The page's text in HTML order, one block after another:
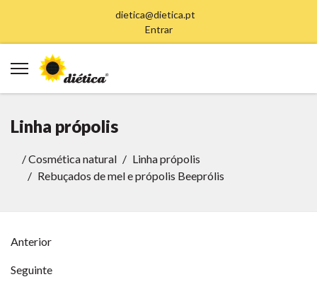
dietica@dietica.pt
Entrar
Linha própolis
/Cosmética natural
Linha própolis
Rebuçados de mel e própolis Beeprólis
Anterior
Seguinte